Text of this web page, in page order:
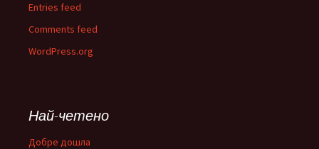
Entries feed
Comments feed
WordPress.org
Най-четено
Добре дошла